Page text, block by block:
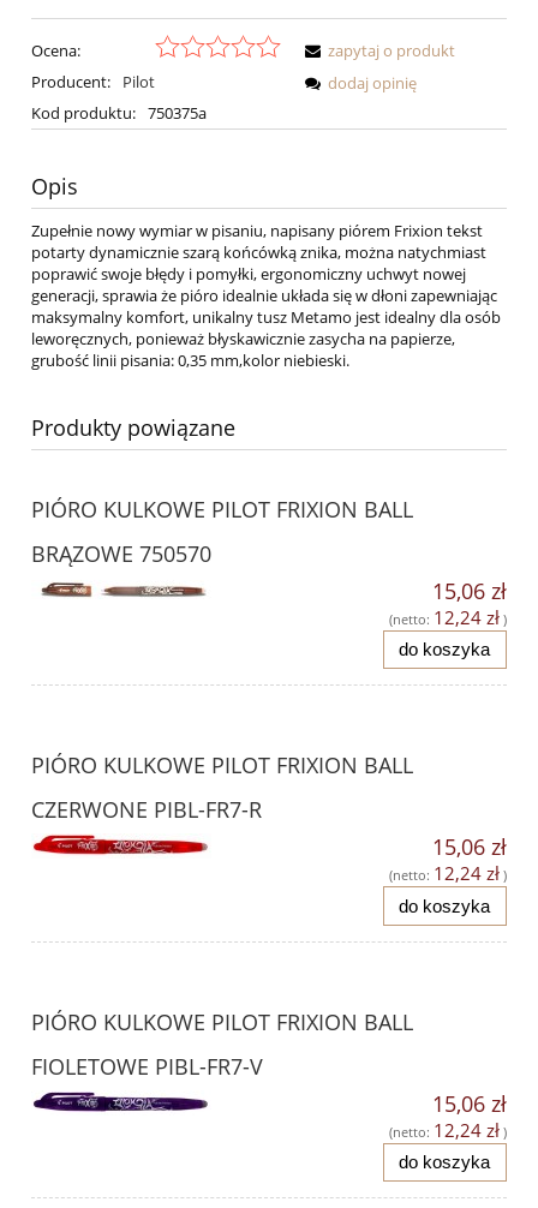
Ocena:
Producent:
Pilot
Kod produktu: 750375a
zapytaj o produkt
dodaj opinię
Opis
Zupełnie nowy wymiar w pisaniu, napisany piórem Frixion tekst
potarty dynamicznie szarą końcówką znika, można natychmiast
poprawić swoje błędy i pomyłki, ergonomiczny uchwyt nowej
generacji, sprawia że pióro idealnie układa się w dłoni zapewniając
maksymalny komfort, unikalny tusz Metamo jest idealny dla osób
leworęcznych, ponieważ błyskawicznie zasycha na papierze,
grubość linii pisania: 0,35 mm,kolor niebieski.
Produkty powiązane
PIÓRO KULKOWE PILOT FRIXION BALL
BRĄZOWE 750570
15,06 zł
(netto: 12,24 zł )
do koszyka
PIÓRO KULKOWE PILOT FRIXION BALL
CZERWONE PIBL-FR7-R
15,06 zł
(netto: 12,24 zł )
do koszyka
PIÓRO KULKOWE PILOT FRIXION BALL
FIOLETOWE PIBL-FR7-V
15,06 zł
(netto: 12,24 zł )
do koszyka